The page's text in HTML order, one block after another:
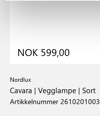
NOK 599,00
Nordlux
Cavara | Vegglampe | Sort
Artikkelnummer 2610201003